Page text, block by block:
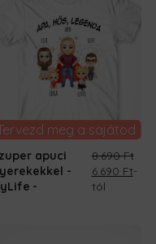
meg a sajátod
apuci
-
8.690Ft
Original
price
6.690 Ft-
tól